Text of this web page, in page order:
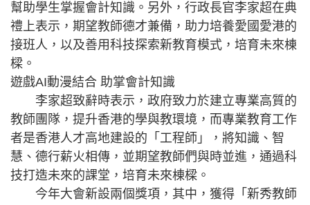
幫助學生掌握會計知識。另外，行政長官李家超在典
禮上表示，期望教師德才兼備，助力培養愛國愛港的
接班人，以及善用科技探索新教育模式，培育未來棟
樑。
遊戲AI動漫結合 助掌會計知識
李家超致辭時表示，政府致力於建立專業高質的
教師團隊，提升香港的學與教環境，而專業教育工作
者是香港人才高地建設的「工程師」，將知識、智
慧、德行薪火相傳，並期望教師們與時並進，通過科
技打造未來的課堂，培育未來棟樑。
今年大會新設兩個獎項，其中，獲得「新秀教師